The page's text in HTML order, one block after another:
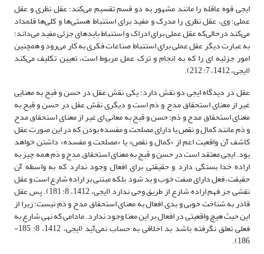
ایجی قوه عاقله را مانند مشهور به دو قسم تقسیم می‌کند؛ عقل نظری و عقل
عملی؛ وی، عقل نظری را مدرِک و مفید برای استنباط هستی‌ها و کلی‌ها قلمداد
می‌کند درحالی‌که عقل عملی برای ادراک و استنباط بایدهای جزئی مفید می‌داند؛
به عبارت دیگر عقل عملی برای استنباط صناعات فکری به کار می‌رود و همچنین
امور جزئیه ای را که به انجام و ترک عمل مربوط است، تعیین تکلیف می‌کند
(ایجی، 1412، 7: 212).
عقل در دیدگاه ایجی دو نقش دارد؛ یکی نقش عقل در حسن و قبح به معنایی
غیر از معنای استحقاق مدح و ذم است و دیگری نقش عقل در حسن و قبح به
معنای استحقاق مدح و ذم؛ حسن و قبح به معانی ای غیر از معنای استحقاق مدح
و ذم مانند کمال و نقص یا دارای مصلحت و مفسده بودن که در این صورت عقل
کاشف آن واقعیت اعم از «کمال و نقص» یا «مصلحت و مفسده» داشتن خواهد
بود. ایجی معتقد است در حسن و قبح به معنای استحقاق مدح و ذم همه چیز به
اراده خدا بستگی دارد و حقیقتی برای افعال وجود ندارد که به واسطه آن
حقیقت، فعل دارای صفت خوب و بد شود بلکه مبتنی بر اراده شارع است و عقل
نقشی جز فهم اراده شارع از طریق وحی ندارد (ایجی، 1412، 8: 181). پس عقل
قادر به شناخت خوبی و بدی افعال به معنای استحقاق مدح و ذم نیست؛ زیرا از
این حیث هیچ واقعیتی در افعال بر این معنا وجود ندارد. مادامی که نهی شارع به
فعلی تعلق نگرفته باشد بد اخلاقی به حساب نمی‌آید (ایجی، 1412، 8: 185-
186).